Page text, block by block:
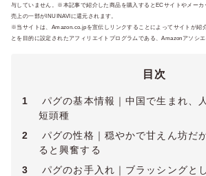
与していません。※本記事で紹介した商品を購入するとECサイトやメーカ
売上の一部がINUINAVIに還元されます。
※当サイトは、Amazon.co.jpを宣伝しリンクすることによってサイトが紹
とを目的に設定されたアフィリエイトプログラムである、Amazonアソシ
目次
1
パグの基本情報｜中国で生まれ、
短頭種
2
パグの性格｜穏やかで甘えん坊だ
ると興奮する
3
パグのお手入れ｜ブラッシングと